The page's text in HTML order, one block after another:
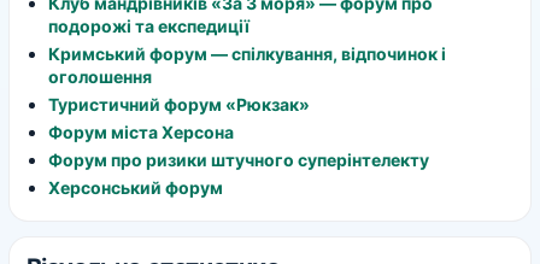
подорожі та експедиції
Кримський форум — спілкування, відпочинок і
оголошення
Туристичний форум «Рюкзак»
Форум міста Херсона
Форум про ризики штучного суперінтелекту
Херсонський форум